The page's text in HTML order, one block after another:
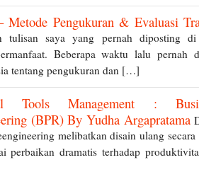
Metode Pengukuran & Evaluasi
tulisan saya yang pernah diposting
Beberapa waktu lalu
tentang pengukuran dan […]
Tools Management :
(BPR) By Yudha Argapratama
melibatkan disain ulang
perbaikan dramatis terhadap